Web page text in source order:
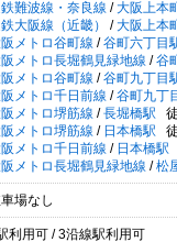
難波線・奈良線 / 大阪上本
大阪線（近畿）
/ 大阪上本
メトロ谷町線 / 谷町六丁目
メトロ長堀鶴見緑地線 / 谷
メトロ谷町線 / 谷町九丁目
メトロ千日前線 / 谷町九丁
メトロ堺筋線 / 長堀橋駅
メトロ堺筋線 / 日本橋駅
メトロ千日前線 / 日本橋駅
メトロ長堀鶴見緑地線 / 松
場なし
利用可 / 3沿線駅利用可